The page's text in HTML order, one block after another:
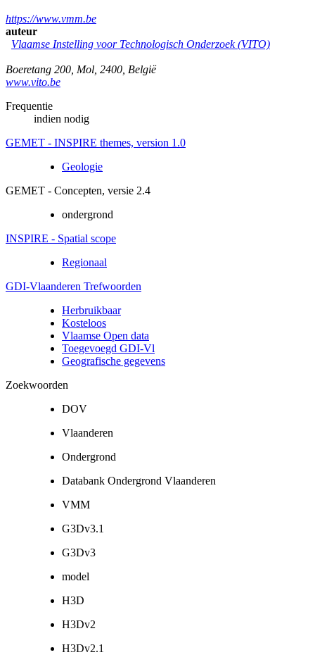
https://www.vmm.be
auteur
Vlaamse Instelling voor Technologisch Onderzoek (VITO)
Boeretang 200 Mol 2400 België
www.vito.be
Frequentie
indien nodig
GEMET - INSPIRE themes, version 1.0
Geologie
GEMET - Concepten, versie 2.4
ondergrond
INSPIRE - Spatial scope
Regionaal
GDI-Vlaanderen Trefwoorden
Herbruikbaar
Kosteloos
Vlaamse Open data
Toegevoegd GDI-Vl
Geografische gegevens
Zoekwoorden
DOV
Vlaanderen
Ondergrond
Databank Ondergrond Vlaanderen
VMM
G3Dv3.1
G3Dv3
model
H3D
H3Dv2
H3Dv2.1